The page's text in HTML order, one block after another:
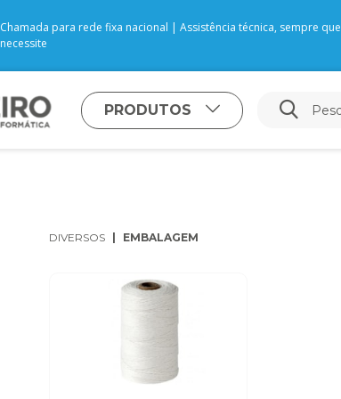
Chamada para rede fixa nacional | Assistência técnica, sempre que
necessite
PRODUTOS
DIVERSOS EMBALAGEM